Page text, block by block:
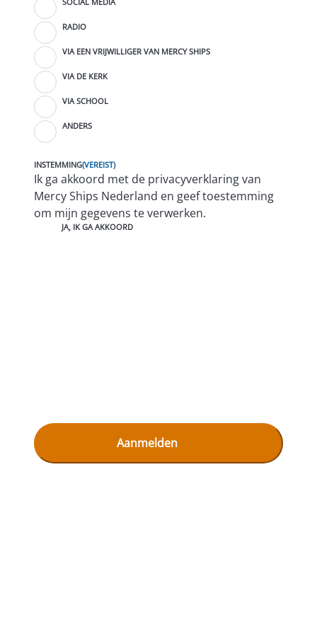
RADIO
VIA EEN VRIJWILLIGER VAN MERCY SHIPS
VIA DE KERK
VIA SCHOOL
ANDERS
INSTEMMING(VEREIST)
Ik ga akkoord met de privacyverklaring van
Mercy Ships Nederland en geef toestemming
om mijn gegevens te verwerken.
JA, IK GA AKKOORD